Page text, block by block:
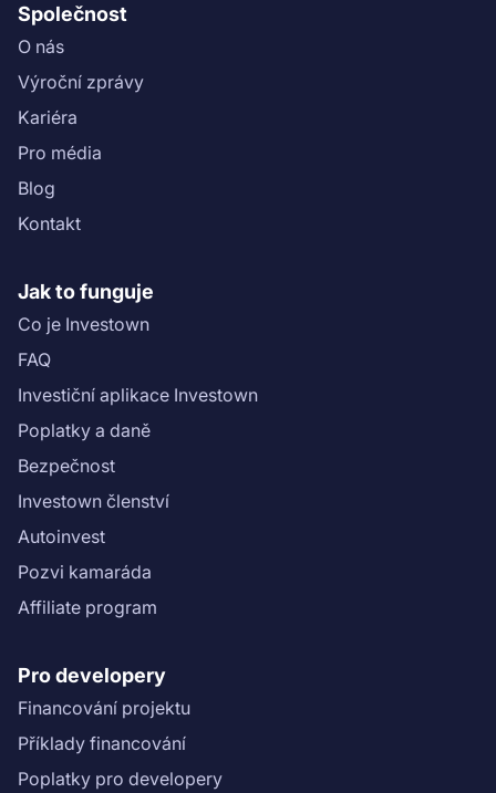
Společnost
O nás
Výroční zprávy
Kariéra
Pro média
Blog
Kontakt
Jak to funguje
Co je Investown
FAQ
Investiční aplikace Investown
Poplatky a daně
Bezpečnost
Investown členství
Autoinvest
Pozvi kamaráda
Affiliate program
Pro developery
Financování projektu
Příklady financování
Poplatky pro developery